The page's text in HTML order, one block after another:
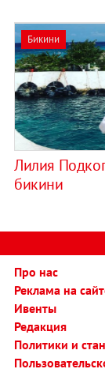
Бикини
Лилия
бикини
Про нас
Реклама на
Ивенты
Редакция
Политики и